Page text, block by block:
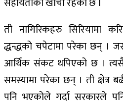
ती नागिरिकहरु सिरियामा
द्धन्द्धको चपेटामा परेका छन्
आर्थिक संकट थपिएको छ ।
समस्यामा परेका छन् । ती क्षेत्र बढी
पनि भएकोले गर्दा सरकारले